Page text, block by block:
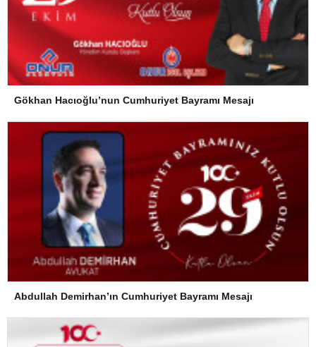
Gökhan Hacıoğlu’nun Cumhuriyet Bayramı Mesajı
Abdullah Demirhan’ın Cumhuriyet Bayramı Mesajı